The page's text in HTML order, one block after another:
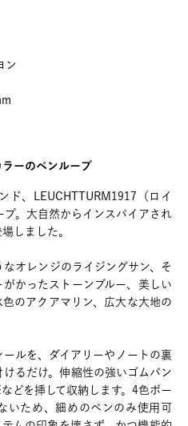
ン
ーのペンループ
ド、LEUCHTTURM1917（ロイ
プ。大自然からインスパイアされ
しました。
オレンジのライジングサン、そ
かったストーンブルー、美しい
のアクアマリン、広大な大地の
ルを、ダイアリーやノートの裏
るだけ。伸縮性の強いゴムバン
どを挿して収納します。4色ボー
いため、細めのペンのみ使用可